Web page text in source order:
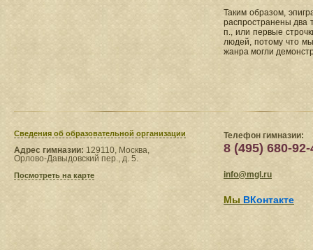
Таким образом,
распространены два
п., или первые
людей, потому что
жанра могли
Сведения​ об образовательной организации
Адрес гимназии: 129110, Москва,
Орлово-Давыдовский пер., д. 5.
Посмотреть на карте
Телефон гимназии:
8 (495) 680-92-
info@mgl.ru
Мы ВКонтакте